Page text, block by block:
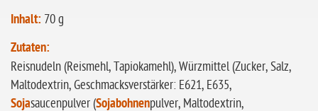
Inhalt: 70 g
Zutaten:
Reisnudeln (Reismehl, Tapiokamehl), Würzmittel (Zucker, Salz,
Maltodextrin, Geschmacksverstärker: E621, E635,
Sojasaucenpulver (Sojabohnenpulver, Maltodextrin,